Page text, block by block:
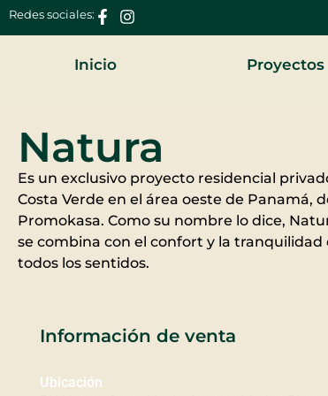
Redes sociales:
Inicio Proyectos
Natura
Es un exclusivo proyecto residencial
Costa Verde en el área oeste de Panamá,
Promokasa. Como su nombre lo dice,
se combina con el confort y la
todos los sentidos.
Información de venta
Ubicación